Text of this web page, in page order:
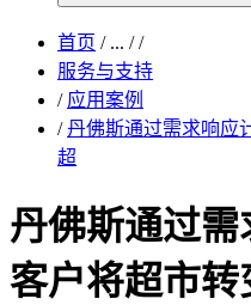
首页 /... / /
服务与支持
/ 应用案例
/ 丹佛斯通过需求响应
超
丹佛斯通过
客户将超市